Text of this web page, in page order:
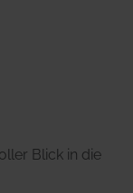
Blick in die